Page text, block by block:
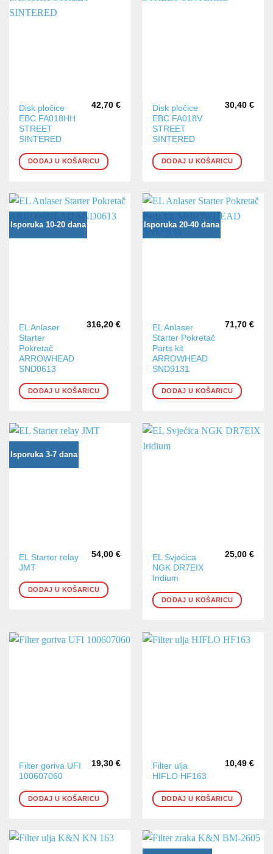
Disk pločice
EBC FA018HH
STREET
SINTERED
42,70 €
DODAJ U KOŠARICU
Disk pločice
EBC FA018V
STREET
SINTERED
30,40 €
DODAJ U KOŠARICU
Isporuka 10-20 dana
EL Anlaser
Starter
Pokretač
ARROWHEAD
SND0613
316,20 €
DODAJ U KOŠARICU
Isporuka 20-40 dana
EL Anlaser
Starter Pokretač
Parts kit
ARROWHEAD
SND9131
71,70 €
DODAJ U KOŠARICU
Isporuka 3-7 dana
EL Starter relay
JMT
54,00 €
DODAJ U KOŠARICU
EL Svjećica
NGK DR7EIX
Iridium
25,00 €
DODAJ U KOŠARICU
Filter goriva UFI
100607060
19,30 €
DODAJ U KOŠARICU
Filter ulja
HIFLO HF163
10,49 €
DODAJ U KOŠARICU